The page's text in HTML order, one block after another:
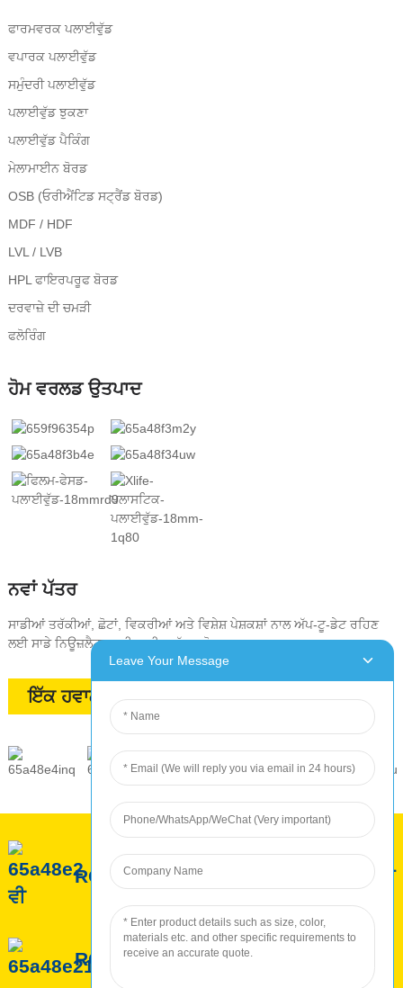
ਫਾਰਮਵਰਕ ਪਲਾਈਵੁੱਡ
ਵਪਾਰਕ ਪਲਾਈਵੁੱਡ
ਸਮੁੰਦਰੀ ਪਲਾਈਵੁੱਡ
ਪਲਾਈਵੁੱਡ ਝੁਕਣਾ
ਪਲਾਈਵੁੱਡ ਪੈਕਿੰਗ
ਮੇਲਾਮਾਈਨ ਬੋਰਡ
OSB (ਓਰੀਐਂਟਿਡ ਸਟ੍ਰੈਂਡ ਬੋਰਡ)
MDF / HDF
LVL / LVB
HPL ਫਾਇਰਪਰੂਫ ਬੋਰਡ
ਦਰਵਾਜ਼ੇ ਦੀ ਚਮੜੀ
ਫਲੋਰਿੰਗ
ਹੋਮ ਵਰਲਡ ਉਤਪਾਦ
ਨਵਾਂ ਪੱਤਰ
ਸਾਡੀਆਂ ਤਰੱਕੀਆਂ, ਛੋਟਾਂ, ਵਿਕਰੀਆਂ ਅਤੇ ਵਿਸ਼ੇਸ਼ ਪੇਸ਼ਕਸ਼ਾਂ ਨਾਲ ਅੱਪ-ਟੂ-ਡੇਟ ਰਹਿਣ
ਲਈ ਸਾਡੇ ਨਿਊਜ਼ਲੈਟਰ ਲਈ ਸਾਈਨ ਅੱਪ ਕਰੋ
ਇੱਕ ਹਵਾਲੇ ਦੀ ਬੇਨਤੀ ਕਰੋ
ROC ਬਾਰੇ ROC ਸੇਵਾ
ROC ਉਤਪਾਦਨ
Leave Your Message